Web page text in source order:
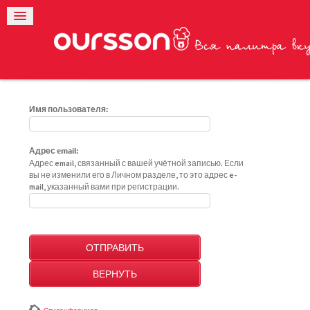
Имя пользователя:
Адрес email:
Адрес email, связанный с вашей учётной записью. Если
вы не изменили его в Личном разделе, то это адрес e-
mail, указанный вами при регистрации.